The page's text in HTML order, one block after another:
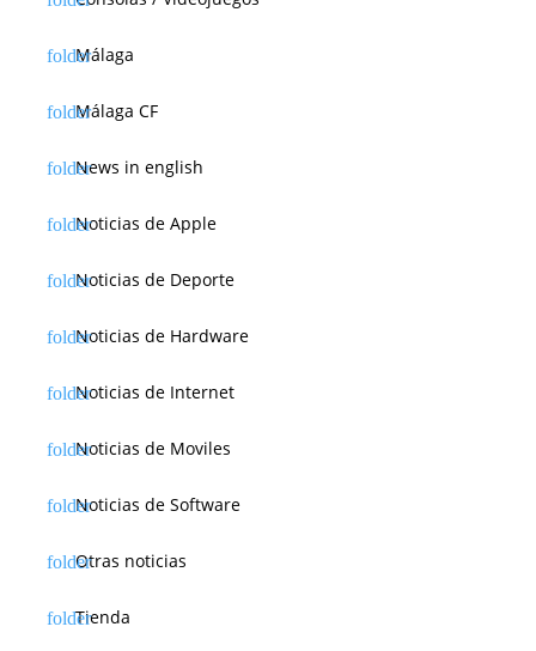
Málaga
Málaga CF
News in english
Noticias de Apple
Noticias de Deporte
Noticias de Hardware
Noticias de Internet
Noticias de Moviles
Noticias de Software
Otras noticias
Tienda